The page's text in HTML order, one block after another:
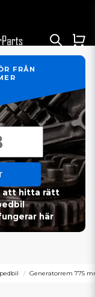
FRÅN
att hitta rätt
här
Generatorrem 775